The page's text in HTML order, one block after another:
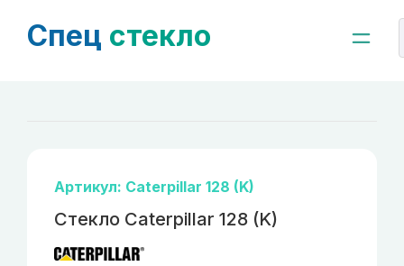
Спец стекло
Артикул: Caterpillar 128 (K)
Стекло Caterpillar 128 (K)